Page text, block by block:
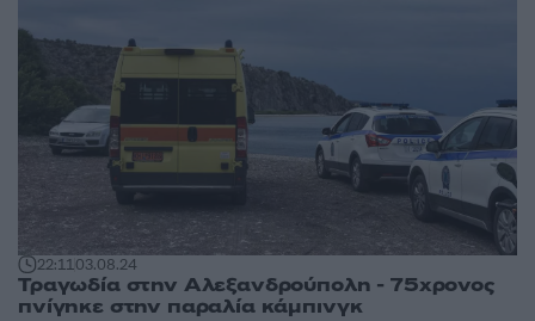
22:1103.08.24
Τραγωδία στην Αλεξανδρούπολη - 75χρονος
πνίγηκε στην παραλία κάμπινγκ